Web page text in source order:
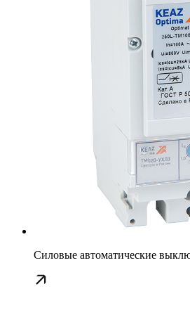
Силовые автоматические